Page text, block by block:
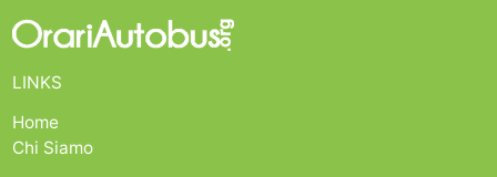
LINKS
Home
Chi Siamo